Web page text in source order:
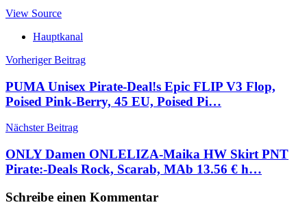
View Source
Hauptkanal
Beitragsnavigation
Vorheriger Beitrag
PUMA Unisex Pirate-Deal!s Epic FLIP V3 Flop,
Poised Pink-Berry, 45 EU, Poised Pi…
Nächster Beitrag
ONLY Damen ONLELIZA-Maika HW Skirt PNT
Pirate:-Deals Rock, Scarab, MАb 13.56 € h…
Schreibe einen Kommentar